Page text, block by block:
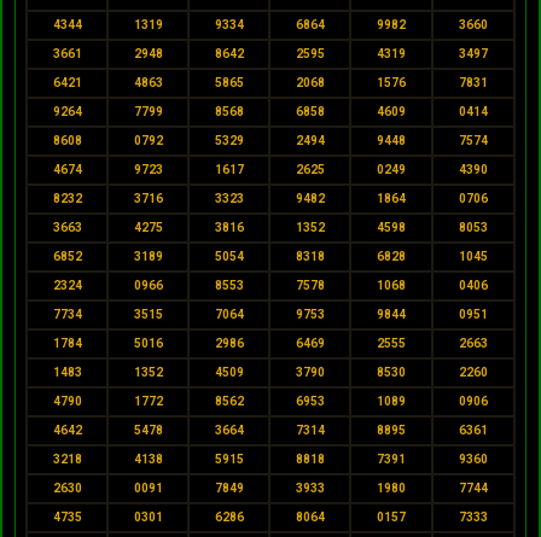
4344 1319 9334 6864 9982 3660
3661 2948 8642 2595 4319 3497
6421 4863 5865 2068 1576 7831
9264 7799 8568 6858 4609 0414
8608 0792 5329 2494 9448 7574
4674 9723 1617 2625 0249 4390
8232 3716 3323 9482 1864 0706
3663 4275 3816 1352 4598 8053
6852 3189 5054 8318 6828 1045
2324 0966 8553 7578 1068 0406
7734 3515 7064 9753 9844 0951
1784 5016 2986 6469 2555 2663
1483 1352 4509 3790 8530 2260
4790 1772 8562 6953 1089 0906
4642 5478 3664 7314 8895 6361
3218 4138 5915 8818 7391 9360
2630 0091 7849 3933 1980 7744
4735 0301 6286 8064 0157 7333